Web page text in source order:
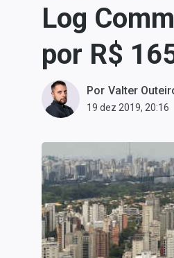
Carteiras Recomendadas
Central de Dividendos
Central de Fundos
Imobiliários
Central dos IPOs
Renda Fixa
Finanças Pessoais
Mercados
Economia
Empresas
Política
Log
por R$
Por Valter
19 dez 2019, 20:16